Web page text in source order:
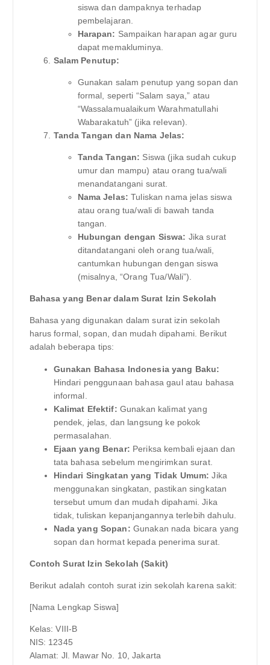
siswa dan dampaknya terhadap
pembelajaran.
Harapan: Sampaikan harapan agar guru
dapat memakluminya.
Salam Penutup:
Gunakan salam penutup yang sopan dan
formal, seperti “Salam saya,” atau
“Wassalamualaikum Warahmatullahi
Wabarakatuh” (jika relevan).
Tanda Tangan dan Nama Jelas:
Tanda Tangan: Siswa (jika sudah cukup
umur dan mampu) atau orang tua/wali
menandatangani surat.
Nama Jelas: Tuliskan nama jelas siswa
atau orang tua/wali di bawah tanda
tangan.
Hubungan dengan Siswa: Jika surat
ditandatangani oleh orang tua/wali,
cantumkan hubungan dengan siswa
(misalnya, “Orang Tua/Wali”).
Bahasa yang Benar dalam Surat Izin Sekolah
Bahasa yang digunakan dalam surat izin sekolah
harus formal, sopan, dan mudah dipahami. Berikut
adalah beberapa tips:
Gunakan Bahasa Indonesia yang Baku:
Hindari penggunaan bahasa gaul atau bahasa
informal.
Kalimat Efektif: Gunakan kalimat yang
pendek, jelas, dan langsung ke pokok
permasalahan.
Ejaan yang Benar: Periksa kembali ejaan dan
tata bahasa sebelum mengirimkan surat.
Hindari Singkatan yang Tidak Umum: Jika
menggunakan singkatan, pastikan singkatan
tersebut umum dan mudah dipahami. Jika
tidak, tuliskan kepanjangannya terlebih dahulu.
Nada yang Sopan: Gunakan nada bicara yang
sopan dan hormat kepada penerima surat.
Contoh Surat Izin Sekolah (Sakit)
Berikut adalah contoh surat izin sekolah karena sakit:
[Nama Lengkap Siswa]
Kelas: VIII-B
NIS: 12345
Alamat: Jl. Mawar No. 10, Jakarta